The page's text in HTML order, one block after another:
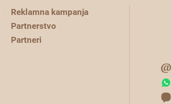
Reklamna kampanja
Partnerstvo
Partneri